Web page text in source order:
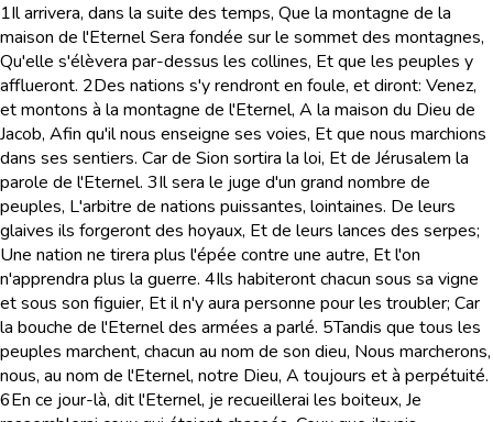
1Il arrivera, dans la suite des temps, Que la montagne de la
maison de l'Eternel Sera fondée sur le sommet des montagnes,
Qu'elle s'élèvera par-dessus les collines, Et que les peuples y
afflueront. 2Des nations s'y rendront en foule, et diront: Venez,
et montons à la montagne de l'Eternel, A la maison du Dieu de
Jacob, Afin qu'il nous enseigne ses voies, Et que nous marchions
dans ses sentiers. Car de Sion sortira la loi, Et de Jérusalem la
parole de l'Eternel. 3Il sera le juge d'un grand nombre de
peuples, L'arbitre de nations puissantes, lointaines. De leurs
glaives ils forgeront des hoyaux, Et de leurs lances des serpes;
Une nation ne tirera plus l'épée contre une autre, Et l'on
n'apprendra plus la guerre. 4Ils habiteront chacun sous sa vigne
et sous son figuier, Et il n'y aura personne pour les troubler; Car
la bouche de l'Eternel des armées a parlé. 5Tandis que tous les
peuples marchent, chacun au nom de son dieu, Nous marcherons,
nous, au nom de l'Eternel, notre Dieu, A toujours et à perpétuité.
6En ce jour-là, dit l'Eternel, je recueillerai les boiteux, Je